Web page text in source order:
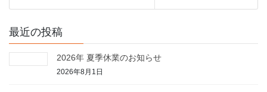
最近の投稿
2026年 夏季休業のお知らせ
2026年8月1日